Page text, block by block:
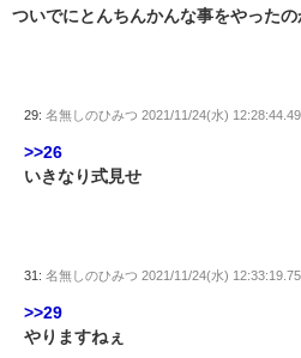
ついでにとんちんかんな事をやったの
29: 名無しのひみつ 2021/11/24(水)
>>26
いきなり式見せ
31: 名無しのひみつ 2021/11/24(水)
>>29
やりますねぇ